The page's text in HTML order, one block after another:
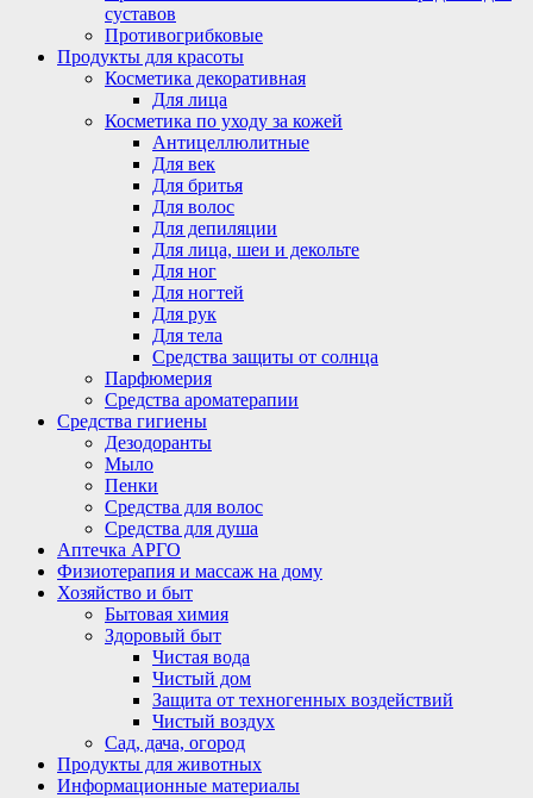
суставов
Противогрибковые
Продукты для красоты
Косметика декоративная
Для лица
Косметика по уходу за кожей
Антицеллюлитные
Для век
Для бритья
Для волос
Для депиляции
Для лица, шеи и декольте
Для ног
Для ногтей
Для рук
Для тела
Средства защиты от солнца
Парфюмерия
Средства ароматерапии
Средства гигиены
Дезодоранты
Мыло
Пенки
Средства для волос
Средства для душа
Аптечка АРГО
Физиотерапия и массаж на дому
Хозяйство и быт
Бытовая химия
Здоровый быт
Чистая вода
Чистый дом
Защита от техногенных воздействий
Чистый воздух
Сад, дача, огород
Продукты для животных
Информационные материалы